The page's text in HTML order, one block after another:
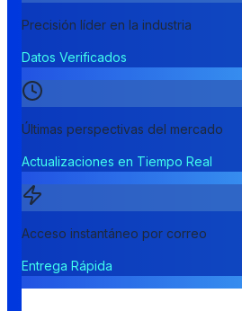
Precisión líder en la industria
Datos Verificados
Últimas perspectivas del mercado
Actualizaciones en Tiempo Real
Acceso instantáneo por correo
Entrega Rápida